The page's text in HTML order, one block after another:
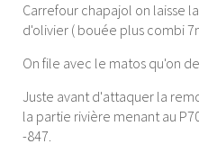
Carrefour chapajol on laisse
d'olivier ( bouée plus combi
On file avec le matos qu'on
Juste avant d'attaquer la
la partie rivière menant au
-847.